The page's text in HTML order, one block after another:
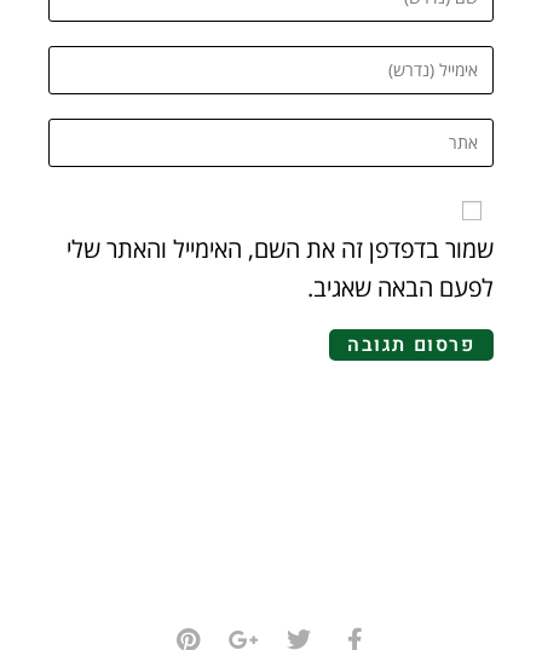
שמור בדפדפן זה את השם, האימייל והאתר שלי
לפעם הבאה שאגיב.